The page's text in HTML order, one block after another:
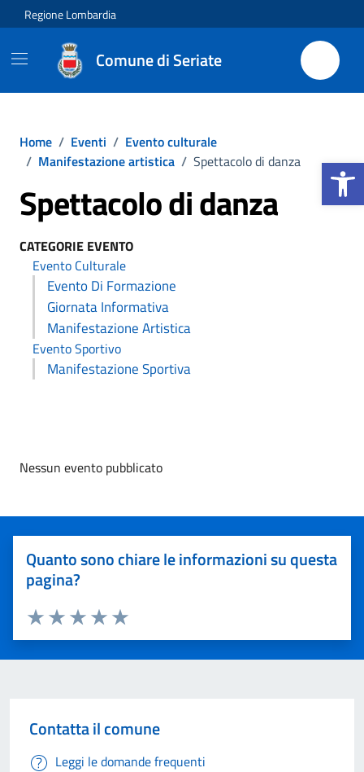
Apri la
Vai ai contenuti
Vai al footer
Regione Lombardia
Comune di Seriate
Home / Eventi / Evento culturale
/ Manifestazione artistica / Spettacolo di danza
Spettacolo di danza
CATEGORIE EVENTO
Evento Culturale
Evento Di Formazione
Giornata Informativa
Manifestazione Artistica
Evento Sportivo
Manifestazione Sportiva
Nessun evento pubblicato
Quanto sono chiare le informazioni su questa
pagina?
Valuta 5 stelle su 5
Valuta 4 stelle su 5
Valuta 3 stelle su 5
Valuta 2 stelle su 5
Valuta 1 stelle su 5
Contatta il comune
Leggi le domande frequenti